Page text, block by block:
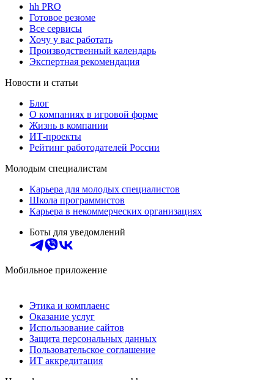
hh PRO
Готовое резюме
Все сервисы
Хочу у вас работать
Производственный календарь
Экспертная рекомендация
Новости и статьи
Блог
О компаниях в игровой форме
Жизнь в компании
ИТ-проекты
Рейтинг работодателей России
Молодым специалистам
Карьера для молодых специалистов
Школа программистов
Карьера в некоммерческих организациях
Боты для уведомлений
Мобильное приложение
Этика и комплаенс
Оказание услуг
Использование сайтов
Защита персональных данных
Пользовательское соглашение
ИТ аккредитация